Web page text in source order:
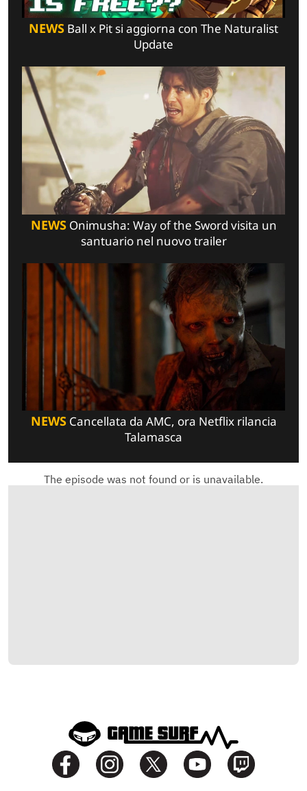
NEWS Ball x Pit si aggiorna con The Naturalist
Update
NEWSOnimusha: Way of the Sword visita un
santuario nel nuovo trailer
NEWSCancellata da AMC, ora Netflix rilancia
Talamasca